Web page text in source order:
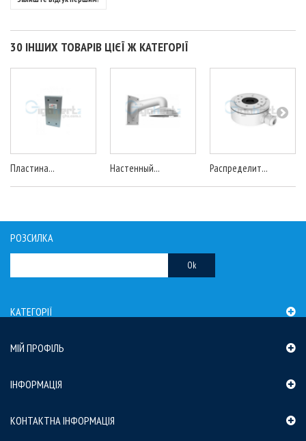
30 ІНШИХ ТОВАРІВ ЦІЄЇ Ж КАТЕГОРІЇ
Пластина... Настенный... Распределит...
РОЗСИЛКА
Ok
КАТЕГОРІЇ
МІЙ ПРОФІЛЬ
ІНФОРМАЦІЯ
КОНТАКТНА ІНФОРМАЦІЯ